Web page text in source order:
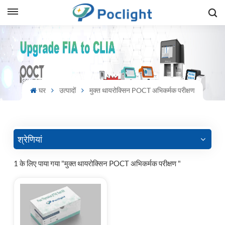
घर उत्पादों मुक्त थायरोक्सिन POCT अभिकर्मक परीक्षण
श्रेणियां
1 के लिए पाया गया "मुक्त थायरोक्सिन POCT अभिकर्मक परीक्षण "